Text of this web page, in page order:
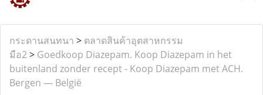
กระดานสนทนา > ตลาดสินค้าอุตสาหกรรม
มือ2> Goedkoop Diazepam. Koop Diazepam in het
buitenland zonder recept - Koop Diazepam met ACH.
Bergen — België